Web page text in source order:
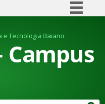
Comunica BR
Participe
e Tecnologia Baiano
Campus